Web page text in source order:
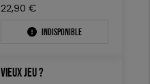
22,90 €
Indisponible
VIEUX JEU ?